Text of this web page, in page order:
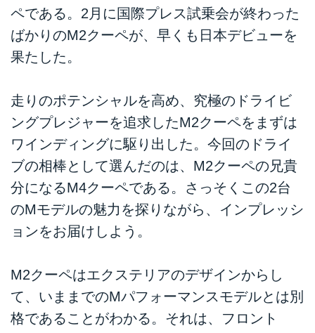
ペである。2月に国際プレス試乗会が終わった
ばかりのM2クーペが、早くも日本デビューを
果たした。
走りのポテンシャルを高め、究極のドライビ
ングプレジャーを追求したM2クーペをまずは
ワインディングに駆り出した。今回のドライ
ブの相棒として選んだのは、M2クーペの兄貴
分になるM4クーペである。さっそくこの2台
のMモデルの魅力を探りながら、インプレッシ
ョンをお届けしよう。
M2クーペはエクステリアのデザインからし
て、いままでのMパフォーマンスモデルとは別
格であることがわかる。それは、フロント